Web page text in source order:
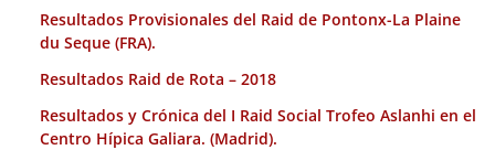
Resultados Provisionales del Raid de Pontonx-La Plaine
du Seque (FRA).
Resultados Raid de Rota – 2018
Resultados y Crónica del I Raid Social Trofeo Aslanhi en el
Centro Hípica Galiara. (Madrid).